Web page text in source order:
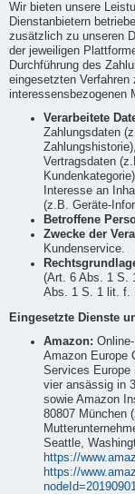
Wir bieten unsere
Dienstanbietern
zusätzlich zu unseren
der jeweiligen
Durchführung des
eingesetzten Verfahren
interessensbezogenen
Verarbeitete
Zahlungsdaten
Vertragsdaten
Interesse an
(z.B. Geräte-
Betroffene
Zwecke der
Kundenservice.
(Art. 6 Abs. 1 S.
Abs. 1 S. 1 lit. f.
Eingesetzte Dienste
Amazon:
Amazon Europe
Services Europe
vier ansässig in
sowie Amazon
80807 München
Seattle,
https://
https://